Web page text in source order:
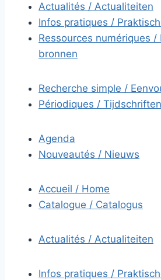
Actualités / Actualiteiten
Infos pratiques /
Ressources numériques /
bronnen
Recherche simple /
Périodiques / Tijdschriften
Agenda
Nouveautés / Nieuws
Accueil / Home
Catalogue / Catalogus
Actualités / Actualiteiten
Infos pratiques /